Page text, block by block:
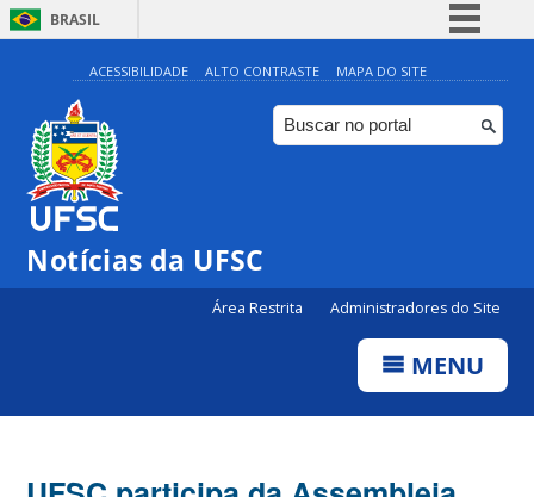
BRASIL
Simplifique!
Comunica BR
Participe
ACESSIBILIDADE ALTO CONTRASTE MAPA DO SITE
Notícias da UFSC
Área Restrita Administradores do Site
MENU